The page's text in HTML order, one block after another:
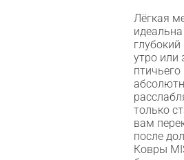
Лёгкая
утро или
только
вам
после
Ковры